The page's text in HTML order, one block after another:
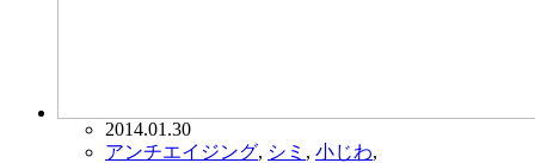
2014.01.30
アンチエイジング, シミ , 小じわ,